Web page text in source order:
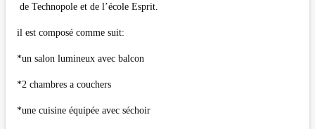
de Technopole et de l’école Esprit.
il est composé comme suit:
*un salon lumineux avec balcon
*2 chambres a couchers
*une cuisine équipée avec séchoir